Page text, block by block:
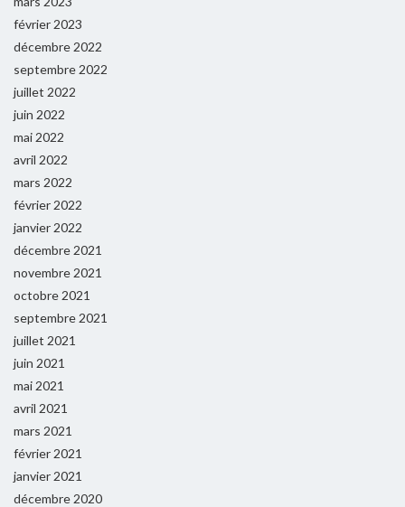
février 2023
décembre 2022
septembre 2022
juillet 2022
juin 2022
mai 2022
avril 2022
mars 2022
février 2022
janvier 2022
décembre 2021
novembre 2021
octobre 2021
septembre 2021
juillet 2021
juin 2021
mai 2021
avril 2021
mars 2021
février 2021
janvier 2021
décembre 2020